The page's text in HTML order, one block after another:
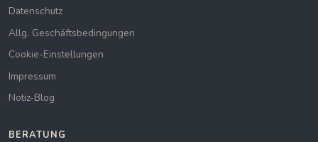
Datenschutz
Allg. Geschäftsbedingungen
Cookie-Einstellungen
Impressum
Notiz-Blog
BERATUNG